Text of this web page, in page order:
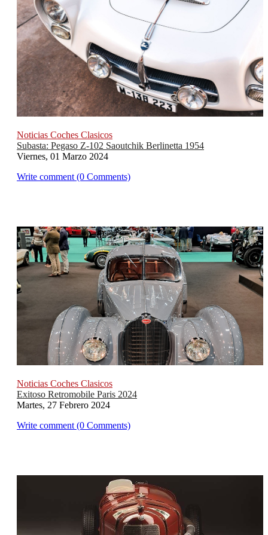
Noticias Coches Clasicos
Subasta: Pegaso Z-102 Saoutchik Berlinetta 1954
Viernes, 01 Marzo 2024
Write comment (0 Comments)
Noticias Coches Clasicos
Exitoso Retromobile Paris 2024
Martes, 27 Febrero 2024
Write comment (0 Comments)